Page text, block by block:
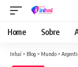
Home Sobre
Inhaí > Blog > Mundo > Argentina